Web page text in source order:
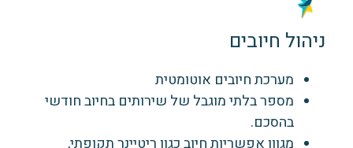
ניהול חיובים
מערכת חיובים אוטומטית
מספר בלתי מוגבל של שירותים בחיוב חודשי
בהסכם.
מגוון אפשריות חיוב כגון ריטיינר תקופתי,